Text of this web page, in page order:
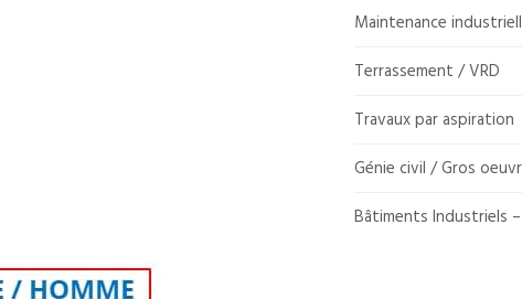
Maintenance
Terrassement / VRD
Travaux par aspiration
Génie civil / Gros
Bâtiments Industriels